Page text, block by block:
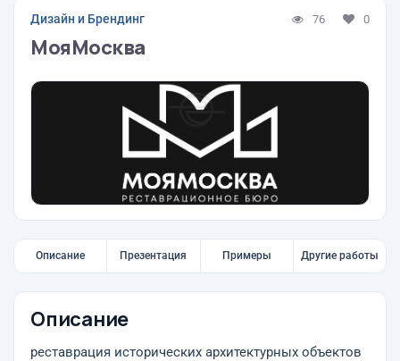
Дизайн и Брендинг 76 0
МояМосква
Описание Презентация Примеры Другие работы
Описание
реставрация исторических архитектурных объектов